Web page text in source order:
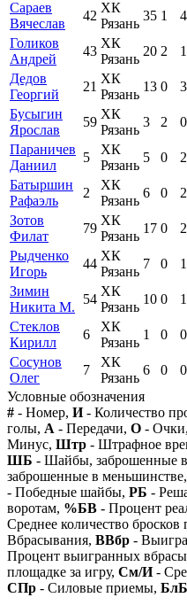
Сараев
Вячеслав
42
ХК
Рязань
35 1 4
Голиков
Андрей
43
ХК
Рязань
20 2 1
Дедов
Георгий
21
ХК
Рязань
13 0 3
Бусыгин
Ярослав
59
ХК
Рязань
3 2 0
Параничев
Даниил
5
ХК
Рязань
5 0 2
Батыршин
Рафаэль
2
ХК
Рязань
6 0 2
Зотов
Филат
79
ХК
Рязань
17 0 2
Рыдченко
Игорь
44
ХК
Рязань
7 0 1
Зимин
Никита М.
54
ХК
Рязань
10 0 1
Стеклов
Кирилл
6
ХК
Рязань
1 0 0
Сосунов
Олег
7
ХК
Рязань
6 0 0
Условные обозначения
# - Номер, И- Количество
голы, А - Передачи, О - Очки,
Минус, Штр - Штрафное
ШБ - Шайбы, заброшенные
заброшенные в меньшинстве,
- Победные шайбы, РБ -
воротам, %БВ - Процент
Среднее количество бросков
Вбрасывания, ВВбр -
Процент выигранных
площадке за игру, См/И-
СПр - Силовые приемы, БлБ